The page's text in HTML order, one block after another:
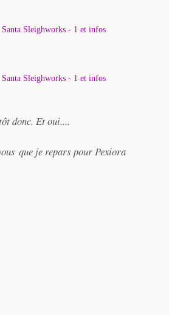
donc. Et oui....
que je repars pour Pexiora